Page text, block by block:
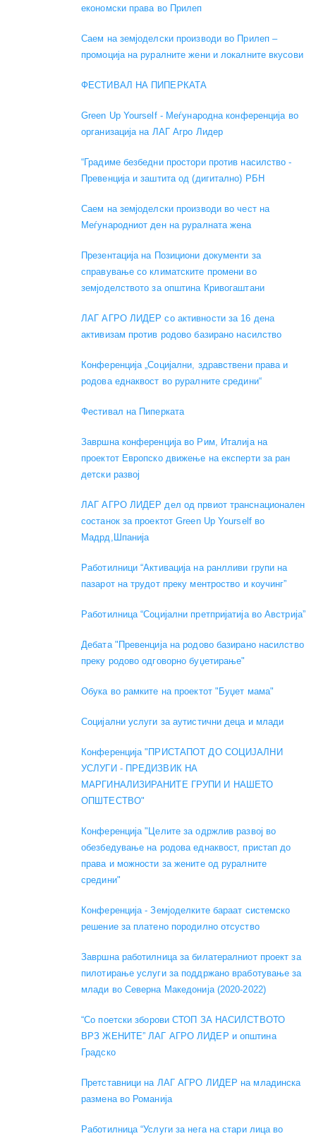
економски права во Прилеп
Саем на земјоделски производи во Прилеп –
промоција на руралните жени и локалните вкусови
ФЕСТИВАЛ НА ПИПЕРКАТА
Green Up Yourself - Меѓународна конференција во
организација на ЛАГ Агро Лидер
“Градиме безбедни простори против насилство -
Превенција и заштита од (дигитално) РБН
Саем на земјоделски производи во чест на
Меѓународниот ден на руралната жена
Презентација на Позициони документи за
справување со климатските промени во
земјоделството за општина Кривогаштани
ЛАГ АГРО ЛИДЕР со активности за 16 дена
активизам против родово базирано насилство
Конференција „Социјални, здравствени права и
родова еднаквост во руралните средини“
Фестивал на Пиперката
Завршна конференција во Рим, Италија на
проектот Европско движење на експерти за ран
детски развој
ЛАГ АГРО ЛИДЕР дел од првиот транснационален
состанок за проектот Green Up Yourself во
Мадрд,Шпанија
Работилници “Активација на ранлливи групи на
пазарот на трудот преку ментроство и коучинг”
Работилница “Социјални претпријатија во Австрија”
Дебата "Превенција на родово базирано насилство
преку родово одговорно буџетирање"
Обука во рамките на проектот "Буџет мама"
Социјални услуги за аутистични деца и млади
Конференција "ПРИСТАПОТ ДО СОЦИЈАЛНИ
УСЛУГИ - ПРЕДИЗВИК НА
МАРГИНАЛИЗИРАНИТЕ ГРУПИ И НАШЕТО
ОПШТЕСТВО"
Конференција "Целите за одржлив развој во
обезбедување на родова еднаквост, пристап до
права и можности за жените од руралните
средини"
Конференција - Земјоделките бараат системско
решение за платено породилно отсуство
Завршна работилница за билатералниот проект за
пилотирање услуги за поддржано вработување за
млади во Северна Македонија (2020-2022)
“Со поетски зборови СТОП ЗА НАСИЛСТВОТО
ВРЗ ЖЕНИТЕ” ЛАГ АГРО ЛИДЕР и општина
Градско
Претставници на ЛАГ АГРО ЛИДЕР на младинска
размена во Романија
Работилница “Услуги за нега на стари лица во